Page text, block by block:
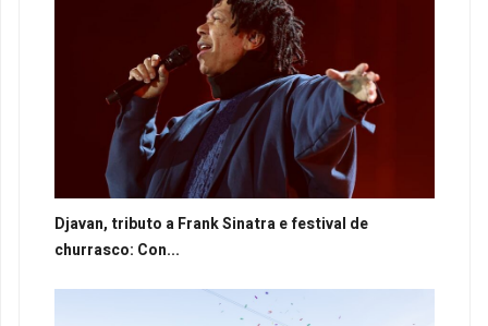
Djavan, tributo a Frank Sinatra e festival de
churrasco: Con...